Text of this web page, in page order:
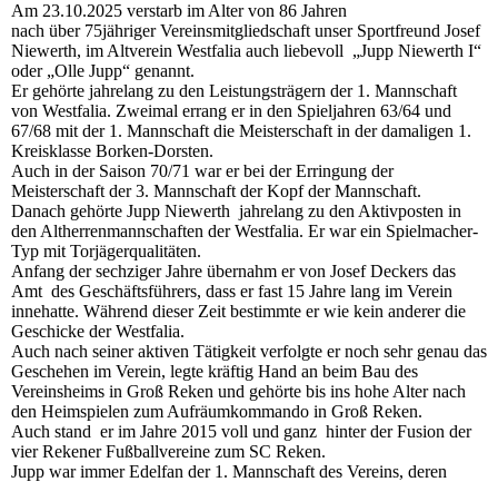
Am 23.10.2025 verstarb im Alter von 86 Jahren
nach über 75jähriger Vereinsmitgliedschaft unser Sportfreund Josef
Niewerth, im Altverein Westfalia auch liebevoll „Jupp Niewerth I“
oder „Olle Jupp“ genannt.
Er gehörte jahrelang zu den Leistungsträgern der 1. Mannschaft
von Westfalia. Zweimal errang er in den Spieljahren 63/64 und
67/68 mit der 1. Mannschaft die Meisterschaft in der damaligen 1.
Kreisklasse Borken-Dorsten.
Auch in der Saison 70/71 war er bei der Erringung der
Meisterschaft der 3. Mannschaft der Kopf der Mannschaft.
Danach gehörte Jupp Niewerth jahrelang zu den Aktivposten in
den Altherrenmannschaften der Westfalia. Er war ein Spielmacher-
Typ mit Torjägerqualitäten.
Anfang der sechziger Jahre übernahm er von Josef Deckers das
Amt des Geschäftsführers, dass er fast 15 Jahre lang im Verein
innehatte. Während dieser Zeit bestimmte er wie kein anderer die
Geschicke der Westfalia.
Auch nach seiner aktiven Tätigkeit verfolgte er noch sehr genau das
Geschehen im Verein, legte kräftig Hand an beim Bau des
Vereinsheims in Groß Reken und gehörte bis ins hohe Alter nach
den Heimspielen zum Aufräumkommando in Groß Reken.
Auch stand er im Jahre 2015 voll und ganz hinter der Fusion der
vier Rekener Fußballvereine zum SC Reken.
Jupp war immer Edelfan der 1. Mannschaft des Vereins, deren